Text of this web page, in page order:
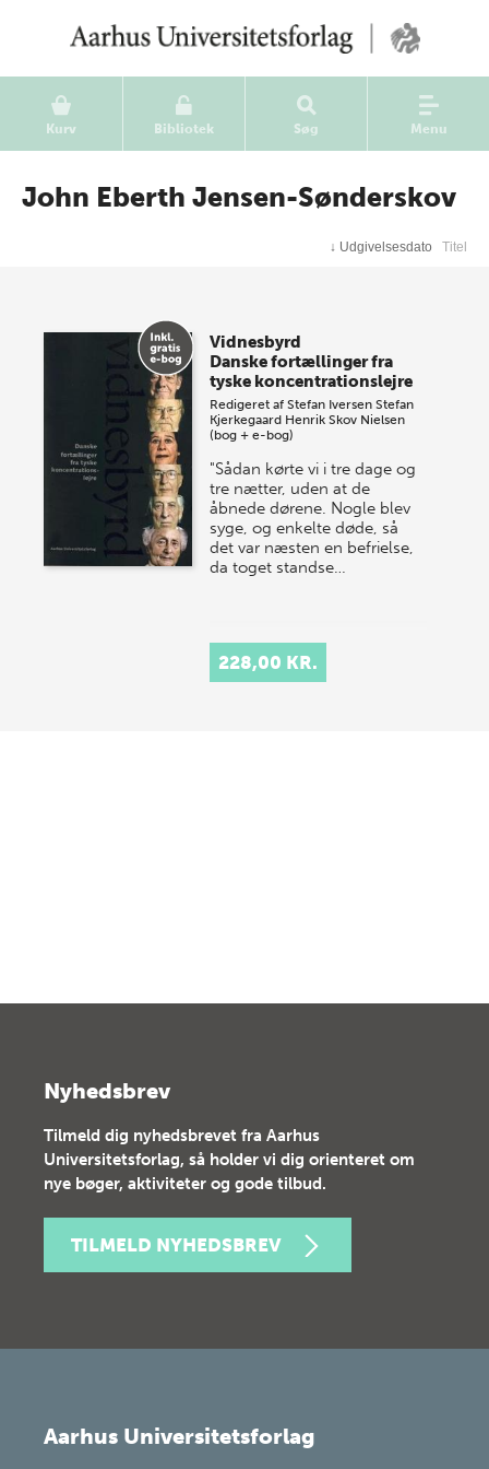
Kurv Bibliotek Søg Menu
John Eberth Jensen-Sønderskov
↓ Udgivelsesdato Titel
Vidnesbyrd
Danske fortællinger fra
tyske koncentrationslejre
Redigeret afStefan Iversen Stefan
Kjerkegaard Henrik Skov Nielsen
(bog + e-bog)
"Sådan kørte vi i tre dage og
tre nætter, uden at de
åbnede dørene. Nogle blev
syge, og enkelte døde, så
det var næsten en befrielse,
da toget standse…
228,00 KR.
Nyhedsbrev
Tilmeld dig nyhedsbrevet fra Aarhus
Universitetsforlag, så holder vi dig orienteret om
nye bøger, aktiviteter og gode tilbud.
TILMELD NYHEDSBREV
Aarhus Universitetsforlag